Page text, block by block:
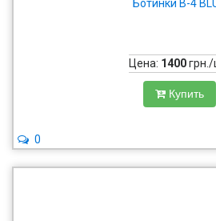
Ботинки В-4
Цена: 1400грн./
Купить
0